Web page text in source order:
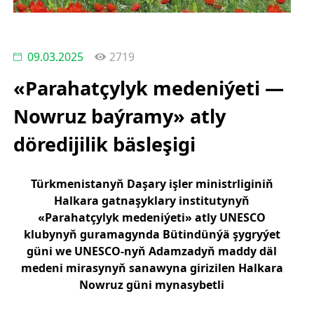
09.03.2025 2719
«Parahatçylyk medeniýeti —
Nowruz baýramy» atly
döredijilik bäsleşigi
Türkmenistanyň Daşary işler ministrliginiň
Halkara gatnaşyklary institutynyň
«Parahatçylyk medeniýeti» atly UNESCO
klubynyň guramagynda Bütindünýä şygryýet
güni we UNESCO-nyň Adamzadyň maddy däl
medeni mirasynyň sanawyna girizilen Halkara
Nowruz güni mynasybetli